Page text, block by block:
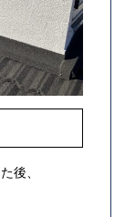
後、